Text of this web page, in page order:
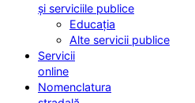
și serviciile publice
Educația
Alte servicii publice
Servicii
online
Nomenclatura